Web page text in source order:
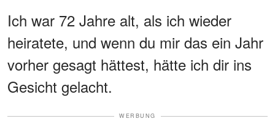
Ich war 72 Jahre alt, als ich wieder
heiratete, und wenn du mir das ein Jahr
vorher gesagt hättest, hätte ich dir ins
Gesicht gelacht.
WERBUNG